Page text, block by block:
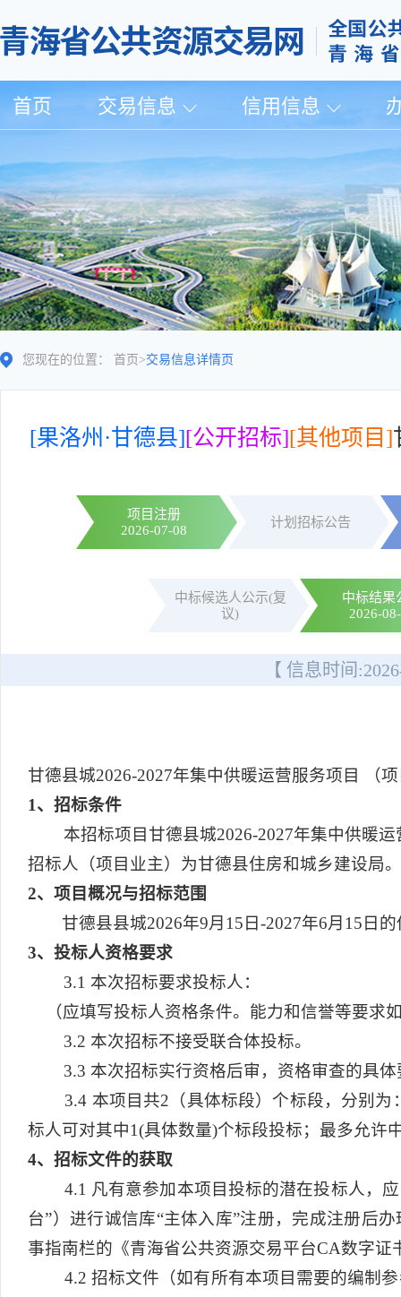
首页 交易信息 信用信息
您现在的位置： 首页 >交易信息详情页
[果洛州·甘德县][公开招标][其他项目]
项目注册
2026-07-08
计划招标公告
中标候选人公示(复
议)
中标结果
2026-
【 信息时间:
甘德县城2026-2027年集中供暖运营服务项目 （
1、招标条件
本招标项目甘德县城2026-2027年集中供暖
招标人（项目业主）为甘德县住房和城乡建设局
2、项目概况与招标范围
甘德县县城2026年9月15日-2027年6月15日
3、投标人资格要求
3.1 本次招标要求投标人：
（应填写投标人资格条件。能力和信誉等要求
3.2 本次招标不接受联合体投标。
3.3 本次招标实行资格后审，资格审查的具
3.4 本项目共2（具体标段）个标段，分别为
标人可对其中1(具体数量)个标段投标；最多允许
4、招标文件的获取
4.1 凡有意参加本项目投标的潜在投标人，
台”）进行诚信库“主体入库”注册，完成注册后
事指南栏的《青海省公共资源交易平台CA数字证
4.2 招标文件（如有所有本项目需要的编制